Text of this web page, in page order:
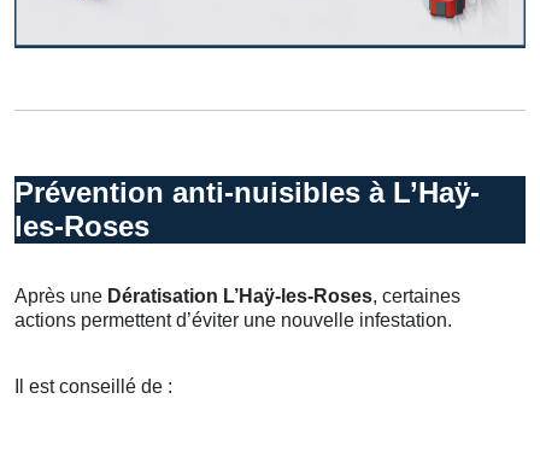
Prévention anti-nuisibles à L’Haÿ-
les-Roses
Après une Dératisation L’Haÿ-les-Roses, certaines
actions permettent d’éviter une nouvelle infestation.
Il est conseillé de :